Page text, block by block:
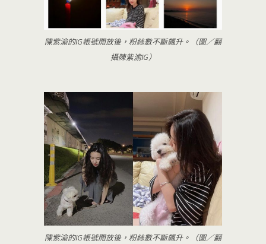
陳紫渝的IG帳號開放後，粉絲數不斷飆升。（圖／翻
攝陳紫渝IG）
陳紫渝的IG帳號開放後，粉絲數不斷飆升。（圖／翻